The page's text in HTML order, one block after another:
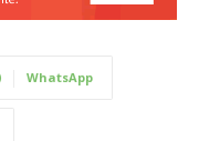
WhatsApp